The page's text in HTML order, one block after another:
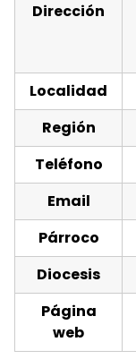
Dirección
Localidad
Región
Teléfono
Email
Párroco
Diocesis
Página
web